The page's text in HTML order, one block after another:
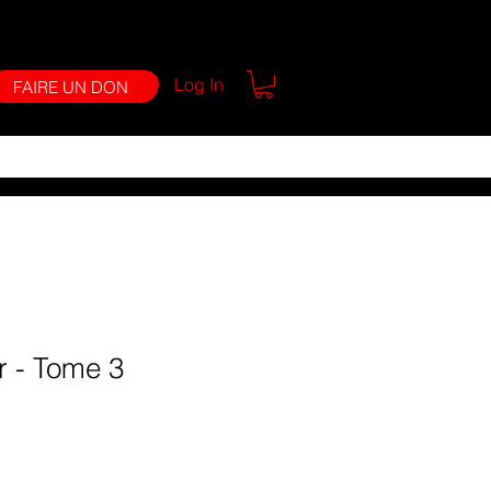
FAIRE UN DON Log In
- Tome 3